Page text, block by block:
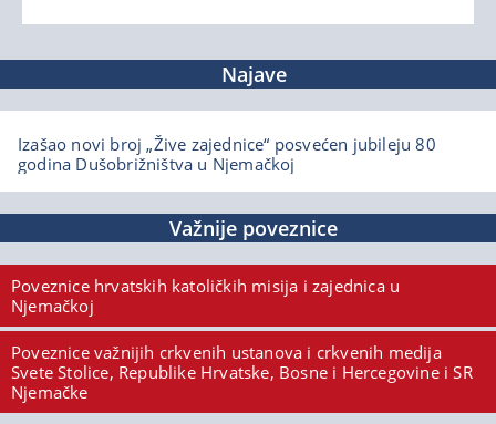
Najave
Izašao novi broj „Žive zajednice“ posvećen jubileju 80
godina Dušobrižništva u Njemačkoj
Važnije poveznice
Poveznice hrvatskih katoličkih misija i zajednica u
Njemačkoj
Poveznice važnijih crkvenih ustanova i crkvenih medija
Svete Stolice, Republike Hrvatske, Bosne i Hercegovine i SR
Njemačke